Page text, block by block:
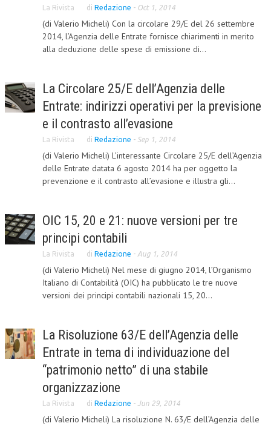
L’UMANISTA
DIRITTO
DIRITTO PENALE D’IMPRESA
DIRITTO DEL WEB
DIRITTO DELLE IMPRESE IN CRISI
CRIMINOLOGIA E CRIMINALISTICA
SICUREZZA SUL LAVORO
FISCO
FISCALITÀ INTERNAZIONALE
TAX RISK MANAGEMENT
CRIMINOLOGIA TRIBUTARIA
CFC E PARADISI FISCALI
PRASSI
AMMINISTRATIVA
TRIBUTARIA
La Rivista di Redazione - Oct 1, 2014
(di Valerio Micheli) Con la circolare 29/E del 26 settembre
2014, l’Agenzia delle Entrate fornisce chiarimenti in merito
alla deduzione delle spese di emissione di...
La Circolare 25/E dell’Agenzia delle
Entrate: indirizzi operativi per la previsione
e il contrasto all’evasione
La Rivista di Redazione - Sep 1, 2014
(di Valerio Micheli) L’interessante Circolare 25/E dell’Agenzia
delle Entrate datata 6 agosto 2014 ha per oggetto la
prevenzione e il contrasto all’evasione e illustra gli...
OIC 15, 20 e 21: nuove versioni per tre
principi contabili
La Rivista di Redazione - Aug 1, 2014
(di Valerio Micheli) Nel mese di giugno 2014, l’Organismo
Italiano di Contabilità (OIC) ha pubblicato le tre nuove
versioni dei principi contabili nazionali 15, 20...
La Risoluzione 63/E dell’Agenzia delle
Entrate in tema di individuazione del
“patrimonio netto” di una stabile
organizzazione
La Rivista di Redazione - Jun 29, 2014
(di Valerio Micheli) La risoluzione N. 63/E dell’Agenzia delle